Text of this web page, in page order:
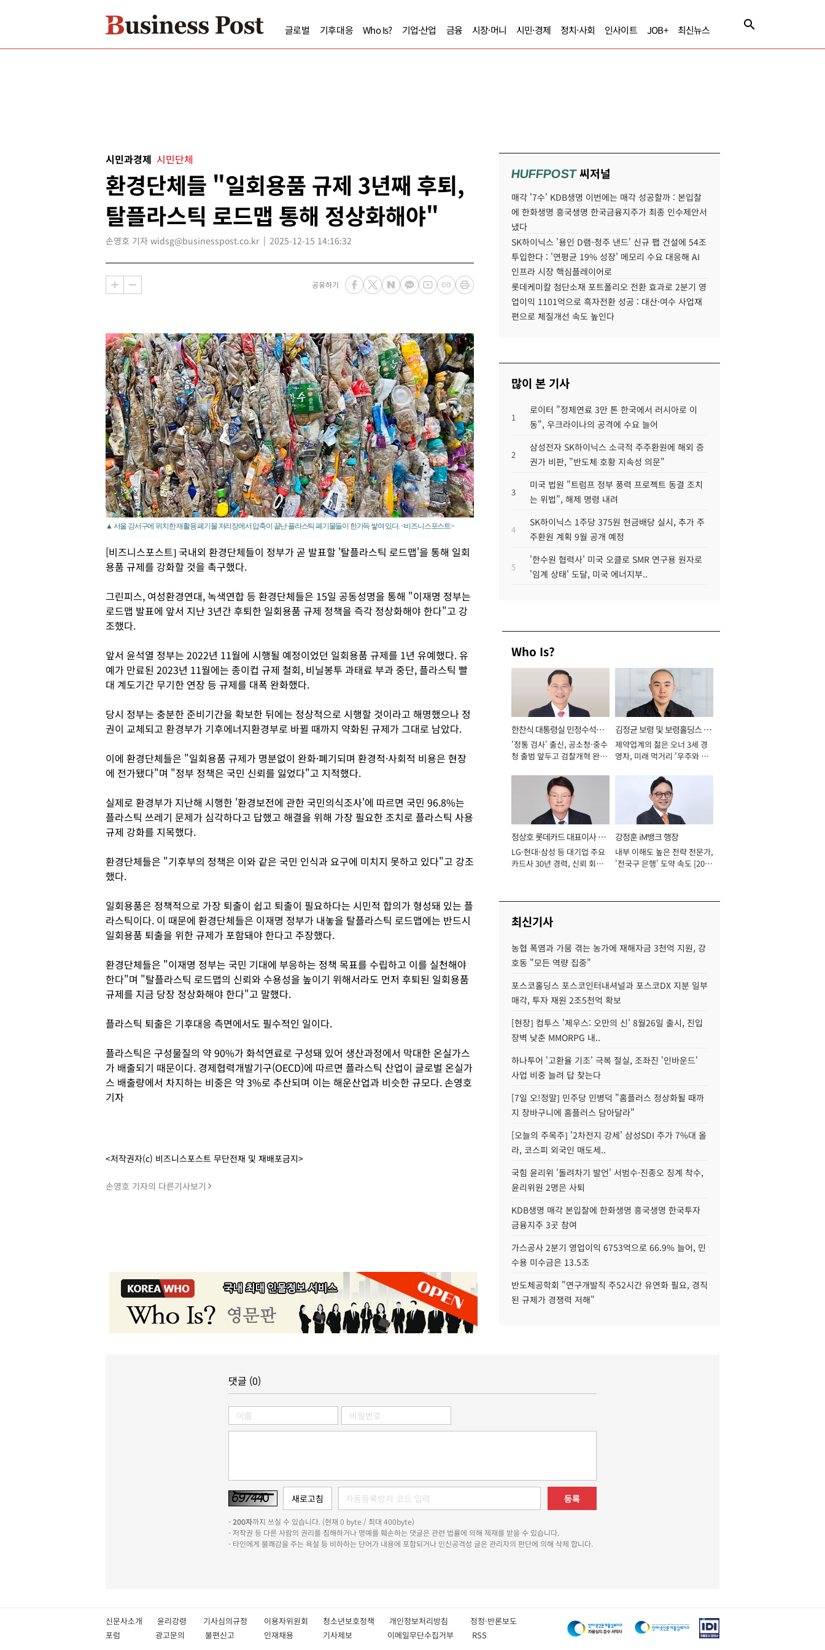
글로벌 기후대응 Who Is? 기업·산업 금융 시장·머니 시민·경제 정치·사회 인사이트 JOB+ 최신뉴스
시민과경제 시민단체
환경단체들 "일회용품 규제 3년째 후퇴,
탈플라스틱 로드맵 통해 정상화해야"
손영호 기자 widsg@businesspost.co.kr 2025-12-15 14:16:32
공유하기
▲ 서울 강서구에 위치한 재활용 폐기물 처리장에서 압축이 끝난 플라스틱 폐기물들이 한가득 쌓여 있다. <비즈니스포스트>
[비즈니스포스트] 국내외 환경단체들이 정부가 곧 발표할 '탈플라스틱 로드맵'을 통해 일회
용품 규제를 강화할 것을 촉구했다.
그린피스, 여성환경연대, 녹색연합 등 환경단체들은 15일 공동성명을 통해 "이재명 정부는
로드맵 발표에 앞서 지난 3년간 후퇴한 일회용품 규제 정책을 즉각 정상화해야 한다"고 강
조했다.
앞서 윤석열 정부는 2022년 11월에 시행될 예정이었던 일회용품 규제를 1년 유예했다. 유
예가 만료된 2023년 11월에는 종이컵 규제 철회, 비닐봉투 과태료 부과 중단, 플라스틱 빨
대 계도기간 무기한 연장 등 규제를 대폭 완화했다.
당시 정부는 충분한 준비기간을 확보한 뒤에는 정상적으로 시행할 것이라고 해명했으나 정
권이 교체되고 환경부가 기후에너지환경부로 바뀔 때까지 약화된 규제가 그대로 남았다.
이에 환경단체들은 "일회용품 규제가 명분없이 완화·폐기되며 환경적·사회적 비용은 현장
에 전가됐다"며 "정부 정책은 국민 신뢰를 잃었다"고 지적했다.
실제로 환경부가 지난해 시행한 '환경보전에 관한 국민의식조사'에 따르면 국민 96.8%는
플라스틱 쓰레기 문제가 심각하다고 답했고 해결을 위해 가장 필요한 조치로 플라스틱 사용
규제 강화를 지목했다.
환경단체들은 "기후부의 정책은 이와 같은 국민 인식과 요구에 미치지 못하고 있다"고 강조
했다.
일회용품은 정책적으로 가장 퇴출이 쉽고 퇴출이 필요하다는 시민적 합의가 형성돼 있는 플
라스틱이다. 이 때문에 환경단체들은 이재명 정부가 내놓을 탈플라스틱 로드맵에는 반드시
일회용품 퇴출을 위한 규제가 포함돼야 한다고 주장했다.
환경단체들은 "이재명 정부는 국민 기대에 부응하는 정책 목표를 수립하고 이를 실천해야
한다"며 "탈플라스틱 로드맵의 신뢰와 수용성을 높이기 위해서라도 먼저 후퇴된 일회용품
규제를 지금 당장 정상화해야 한다"고 말했다.
플라스틱 퇴출은 기후대응 측면에서도 필수적인 일이다.
플라스틱은 구성물질의 약 90%가 화석연료로 구성돼 있어 생산과정에서 막대한 온실가스
가 배출되기 때문이다. 경제협력개발기구(OECD)에 따르면 플라스틱 산업이 글로벌 온실가
스 배출량에서 차지하는 비중은 약 3%로 추산되며 이는 해운산업과 비슷한 규모다. 손영호
기자
<저작권자(c) 비즈니스포스트 무단전재 및 재배포금지>
손영호 기자의 다른기사보기
HUFFPOST씨저널
매각 '7수' KDB생명 이번에는 매각 성공할까 : 본입찰
에 한화생명 흥국생명 한국금융지주가 최종 인수제안서
냈다
SK하이닉스 '용인 D램-청주 낸드' 신규 팹 건설에 54조
투입한다 : '연평균 19% 성장' 메모리 수요 대응해 AI
인프라 시장 핵심플레이어로
롯데케미칼 첨단소재 포트폴리오 전환 효과로 2분기 영
업이익 1101억으로 흑자전환 성공 : 대산·여수 사업재
편으로 체질개선 속도 높인다
많이 본 기사
1
로이터 "정제연료 3만 톤 한국에서 러시아로 이
동", 우크라이나의 공격에 수요 늘어
2
삼성전자 SK하이닉스 소극적 주주환원에 해외 증
권가 비판, "반도체 호황 지속성 의문"
3
미국 법원 "트럼프 정부 풍력 프로젝트 동결 조치
는 위법", 해제 명령 내려
4
SK하이닉스 1주당 375원 현금배당 실시, 추가 주
주환원 계획 9월 공개 예정
5
'한수원 협력사' 미국 오클로 SMR 연구용 원자로
'임계 상태' 도달, 미국 에너지부..
Who Is?
한찬식 대통령실 민정수석비
서관
'정통 검사' 출신, 공소청·중수
청 출범 앞두고 검찰개혁 완수
김정균 보령 및 보령홀딩스 대
표이사 사장
제약업계의 젊은 오너 3세 경
영자, 미래 먹거리 '우주와 헬
정상호 롯데카드 대표이사 사
장
LG·현대·삼성 등 대기업 주요
카드사 30년 경력, 신뢰 회복
강정훈 iM뱅크 행장
내부 이해도 높은 전략 전문가,
'전국구 은행' 도약 속도 [2026
최신기사
농협 폭염과 가뭄 겪는 농가에 재해자금 3천억 지원, 강
호동 "모든 역량 집중"
포스코홀딩스 포스코인터내셔널과 포스코DX 지분 일부
매각, 투자 재원 2조5천억 확보
[현장] 컴투스 '제우스: 오만의 신' 8월26일 출시, 진입
장벽 낮춘 MMORPG 내..
하나투어 '고환율 기조' 극복 절실, 조좌진 '인바운드'
사업 비중 늘려 답 찾는다
[7일 오!정말] 민주당 민병덕 "홈플러스 정상화될 때까
지 장바구니에 홈플러스 담아달라"
[오늘의 주목주] '2차전지 강세' 삼성SDI 주가 7%대 올
라, 코스피 외국인 매도세..
국힘 윤리위 '돌려차기 발언' 서범수·진종오 징계 착수,
윤리위원 2명은 사퇴
KDB생명 매각 본입찰에 한화생명 흥국생명 한국투자
금융지주 3곳 참여
가스공사 2분기 영업이익 6753억으로 66.9% 늘어, 민
수용 미수금은 13.5조
반도체공학회 "연구개발직 주52시간 유연화 필요, 경직
된 규제가 경쟁력 저해"
댓글 (0)
등록
-200자까지 쓰실 수 있습니다. (현재 0 byte / 최대 400byte)
- 저작권 등 다른 사람의 권리를 침해하거나 명예를 훼손하는 댓글은 관련 법률에 의해 제재를 받을 수 있습니다.
- 타인에게 불쾌감을 주는 욕설 등 비하하는 단어가 내용에 포함되거나 인신공격성 글은 관리자의 판단에 의해 삭제 합니다.
신문사소개 윤리강령 기사심의규정 이용자위원회 청소년보호정책 개인정보처리방침 정정·반론보도
포럼
광고문의 불편신고 인재채용 기사제보 이메일무단수집거부 RSS